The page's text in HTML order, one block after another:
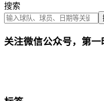
搜索
关注微信公众号，第